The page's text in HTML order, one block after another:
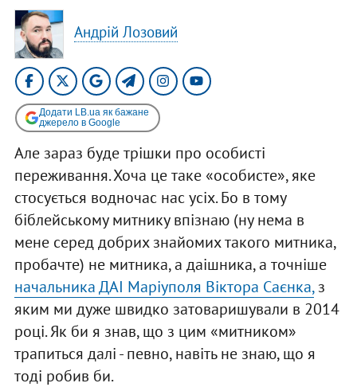
Андрій Лозовий
Додати LB.ua як бажане
джерело в Google
Але зараз буде трішки про особисті
переживання. Хоча це таке «особисте», яке
стосується водночас нас усіх. Бо в тому
біблейському митнику впізнаю (ну нема в
мене серед добрих знайомих такого митника,
пробачте) не митника, а даішника, а точніше
начальника ДАІ Маріуполя Віктора Саєнка,з
яким ми дуже швидко затоваришували в 2014
році. Як би я знав, що з цим «митником»
трапиться далі - певно, навіть не знаю, що я
тоді робив би.